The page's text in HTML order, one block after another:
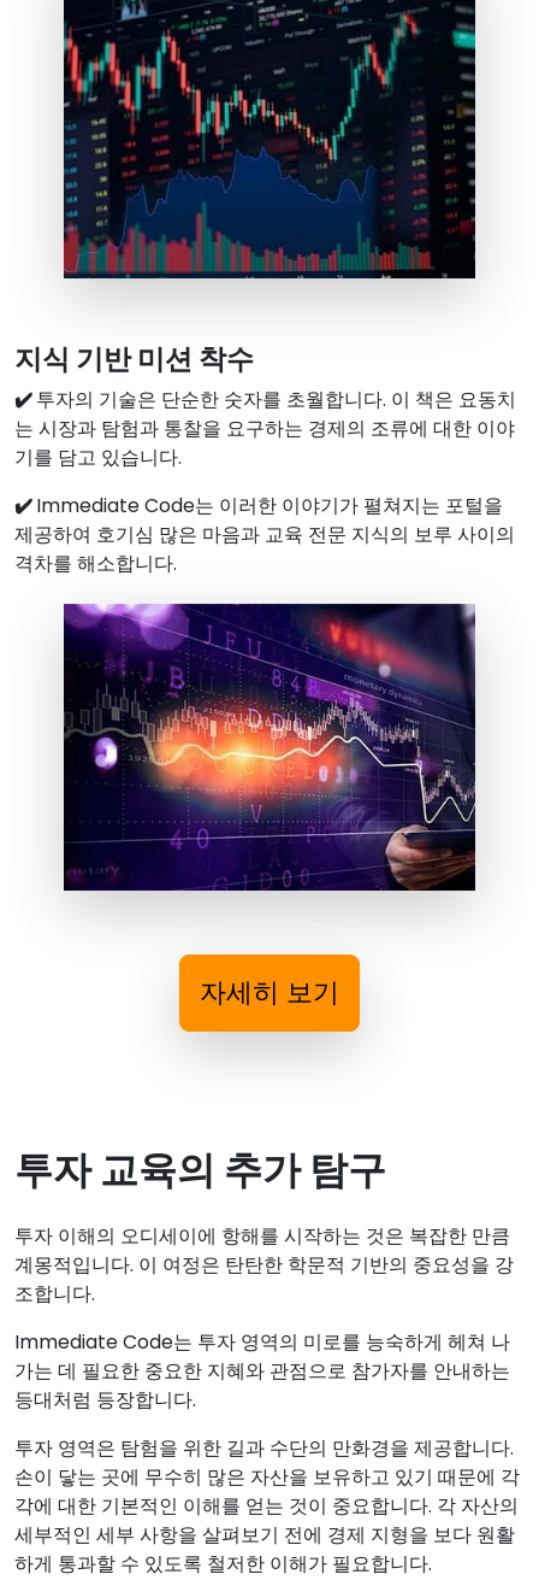
지식 기반 미션 착수
✔️투자의 기술은 단순한 숫자를 초월합니다. 이 책은 요동치
는 시장과 탐험과 통찰을 요구하는 경제의 조류에 대한 이야
기를 담고 있습니다.
✔️Immediate Code는 이러한 이야기가 펼쳐지는 포털을
제공하여 호기심 많은 마음과 교육 전문 지식의 보루 사이의
격차를 해소합니다.
자세히 보기
투자 교육의 추가 탐구
투자 이해의 오디세이에 항해를 시작하는 것은 복잡한 만큼
계몽적입니다. 이 여정은 탄탄한 학문적 기반의 중요성을 강
조합니다.
Immediate Code는 투자 영역의 미로를 능숙하게 헤쳐 나
가는 데 필요한 중요한 지혜와 관점으로 참가자를 안내하는
등대처럼 등장합니다.
투자 영역은 탐험을 위한 길과 수단의 만화경을 제공합니다.
손이 닿는 곳에 무수히 많은 자산을 보유하고 있기 때문에 각
각에 대한 기본적인 이해를 얻는 것이 중요합니다. 각 자산의
세부적인 세부 사항을 살펴보기 전에 경제 지형을 보다 원활
하게 통과할 수 있도록 철저한 이해가 필요합니다.